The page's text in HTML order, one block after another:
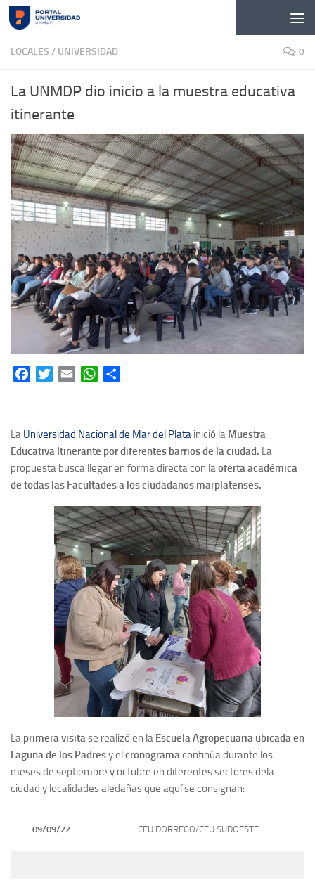
Skip to content
LOCALES / UNIVERSIDAD 0
La UNMDP dio inicio a la muestra educativa
itinerante
FacebookTwitterEmail WhatsApp
La Universidad Nacional de Mar del Plata inició la Muestra
Educativa Itinerante por diferentes barrios de la ciudad. La
propuesta busca llegar en forma directa con la oferta académica
de todas las Facultades a los ciudadanos marplatenses.
La primera visita se realizó en la Escuela Agropecuaria ubicada en
Laguna de los Padresy elcronograma continúa durante los
meses de septiembre y octubre en diferentes sectores dela
ciudad y localidades aledañas que aquí se consignan:
09/09/22 CEU DORREGO/CEU SUDOESTE